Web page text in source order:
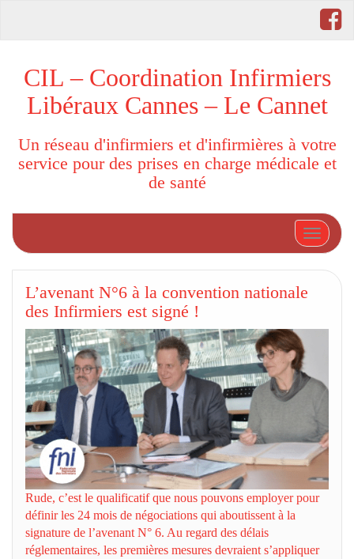
CIL – Coordination Infirmiers
Libéraux Cannes – Le Cannet
Un réseau d'infirmiers et d'infirmières à votre
service pour des prises en charge médicale et
de santé
L’avenant N°6 à la convention nationale
des Infirmiers est signé !
Rude, c’est le qualificatif que nous pouvons employer pour
définir les 24 mois de négociations qui aboutissent à la
signature de l’avenant N° 6. Au regard des délais
réglementaires, les premières mesures devraient s’appliquer